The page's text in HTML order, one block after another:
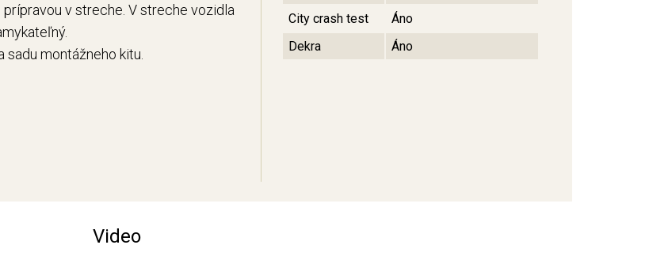
v streche. V streche vozidla
montážneho kitu.
City crash test
Áno
Dekra
Áno
Video